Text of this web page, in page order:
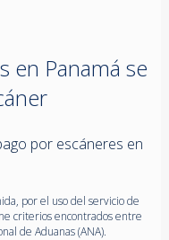
en Panamá se
por escáneres en
por el uso del servicio de
criterios encontrados entre
de Aduanas (ANA).